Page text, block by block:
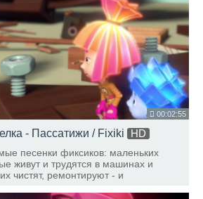
00:02:55
- Пассатижи / Fixiki
HD
песенки фиксиков: маленьких
живут и трудятся в машинах и
чистят, ремонтируют - и